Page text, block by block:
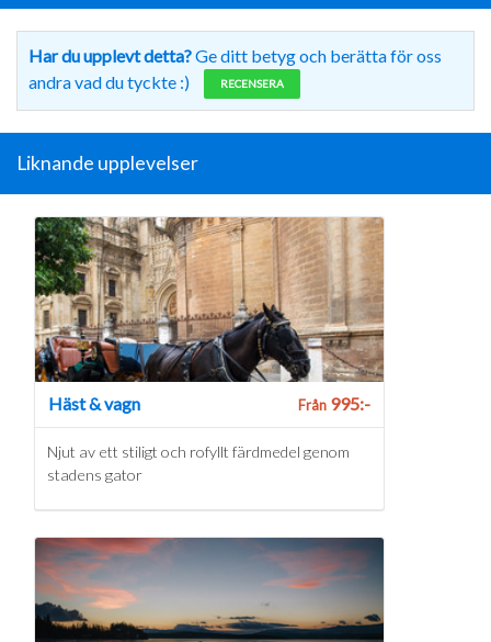
Har du upplevt detta?Ge ditt betyg och berätta för oss
andra vad du tyckte :)
RECENSERA
Liknande upplevelser
Häst & vagn Från995:-
Njut av ett stiligt och rofyllt färdmedel genom
stadens gator